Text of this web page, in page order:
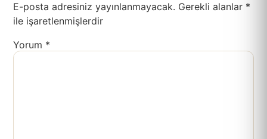
E-posta adresiniz yayınlanmayacak. Gerekli alanlar *
ile işaretlenmişlerdir
Yorum *